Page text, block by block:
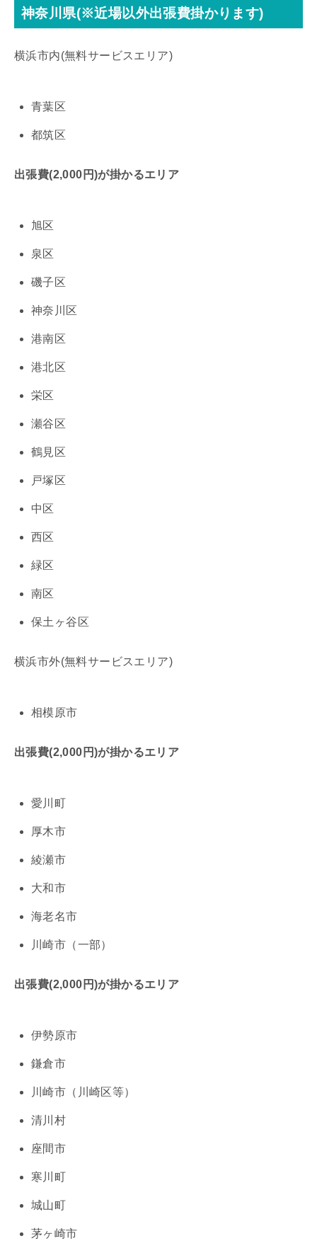
神奈川県(※近場以外出張費掛かります)
横浜市内(無料サービスエリア)
青葉区
都筑区
出張費(2,000円)が掛かるエリア
旭区
泉区
磯子区
神奈川区
港南区
港北区
栄区
瀬谷区
鶴見区
戸塚区
中区
西区
緑区
南区
保土ヶ谷区
横浜市外(無料サービスエリア)
相模原市
出張費(2,000円)が掛かるエリア
愛川町
厚木市
綾瀬市
大和市
海老名市
川崎市（一部）
出張費(2,000円)が掛かるエリア
伊勢原市
鎌倉市
川崎市（川崎区等）
清川村
座間市
寒川町
城山町
茅ヶ崎市